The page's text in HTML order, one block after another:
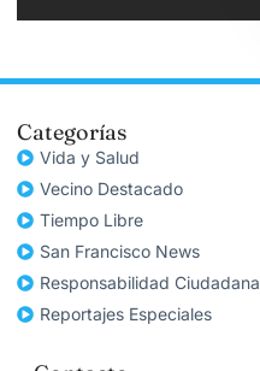
Categorías
Vida y Salud
Vecino Destacado
Tiempo Libre
San Francisco News
Responsabilidad Ciudadana
Reportajes Especiales